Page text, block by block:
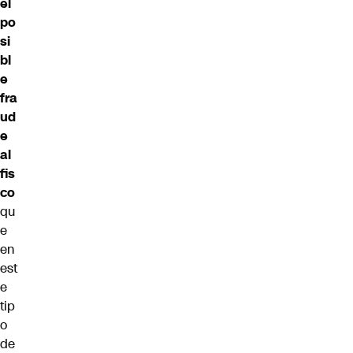
po
si
bl
e
fra
ud
e
al
fis
co
qu
e
en
est
e
tip
o
de